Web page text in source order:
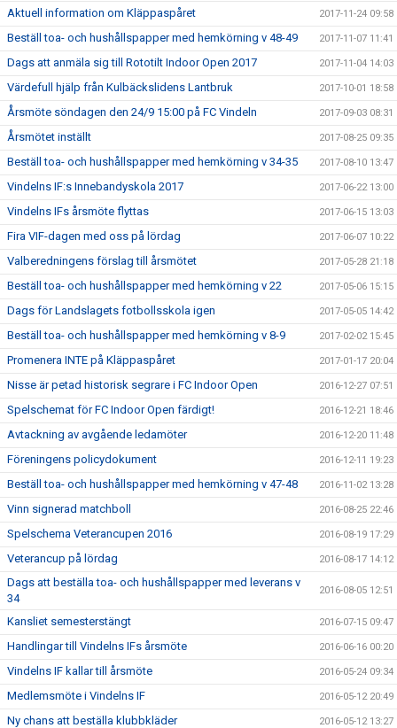
Aktuell information om Kläppaspåret 2017-11-24 09:58
Beställ toa- och hushållspapper med hemkörning v 48-49 2017-11-07 11:41
Dags att anmäla sig till Rototilt Indoor Open 2017 2017-11-04 14:03
Värdefull hjälp från Kulbäckslidens Lantbruk 2017-10-01 18:58
Årsmöte söndagen den 24/9 15:00 på FC Vindeln 2017-09-03 08:31
Årsmötet inställt 2017-08-25 09:35
Beställ toa- och hushållspapper med hemkörning v 34-35 2017-08-10 13:47
Vindelns IF:s Innebandyskola 2017 2017-06-22 13:00
Vindelns IFs årsmöte flyttas 2017-06-15 13:03
Fira VIF-dagen med oss på lördag 2017-06-07 10:22
Valberedningens förslag till årsmötet 2017-05-28 21:18
Beställ toa- och hushållspapper med hemkörning v 22 2017-05-06 15:15
Dags för Landslagets fotbollsskola igen 2017-05-05 14:42
Beställ toa- och hushållspapper med hemkörning v 8-9 2017-02-02 15:45
Promenera INTE på Kläppaspåret 2017-01-17 20:04
Nisse är petad historisk segrare i FC Indoor Open 2016-12-27 07:51
Spelschemat för FC Indoor Open färdigt! 2016-12-21 18:46
Avtackning av avgående ledamöter 2016-12-20 11:48
Föreningens policydokument 2016-12-11 19:23
Beställ toa- och hushållspapper med hemkörning v 47-48 2016-11-02 13:28
Vinn signerad matchboll 2016-08-25 22:46
Spelschema Veterancupen 2016 2016-08-19 17:29
Veterancup på lördag 2016-08-17 14:12
Dags att beställa toa- och hushållspapper med leverans v
34
2016-08-05 12:51
Kansliet semesterstängt 2016-07-15 09:47
Handlingar till Vindelns IFs årsmöte 2016-06-16 00:20
Vindelns IF kallar till årsmöte 2016-05-24 09:34
Medlemsmöte i Vindelns IF 2016-05-12 20:49
Ny chans att beställa klubbkläder 2016-05-12 13:27